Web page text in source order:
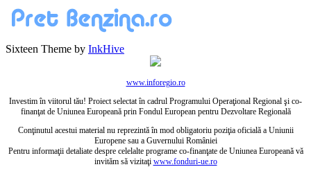
Sixteen Theme by InkHive
www.inforegio.ro
Investim în viitorul tău! Proiect selectat în cadrul Programului Operaţional Regional şi co-
finanţat de Uniunea Europeană prin Fondul European pentru Dezvoltare Regională
Conţinutul acestui material nu reprezintă în mod obligatoriu poziţia oficială a Uniunii
Europene sau a Guvernului României
Pentru informaţii detaliate despre celelalte programe co-finanţate de Uniunea Europeană vă
invităm să vizitaţi www.fonduri-ue.ro